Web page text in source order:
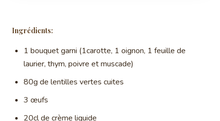
Ingrédients:
1 bouquet garni (1carotte, 1 oignon, 1 feuille de
laurier, thym, poivre et muscade)
80g de lentilles vertes cuites
3 œufs
20cl de crème liquide